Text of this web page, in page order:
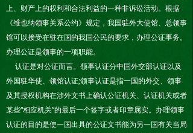
上、财产上的权利和合法利益的一种非诉讼活动。根据
《维也纳领事关系公约》规定，我国驻外大使馆、总领事
馆可以接受在驻在国的我国公民的要求，办理公证事务。
办理公证是领事的一项职能。
认证是对公证而言。领事认证分中国外交部认证以及
外国驻华使、领馆认证;领事认证是指一国的外交、领事
及其授权机构在涉外文书上确认公证机关、认证机关或者
某些“相应机关”的最后一个签字或者印章属实。办理领事
认证的目的是使一国出具的公证文书能为另一国有关当局